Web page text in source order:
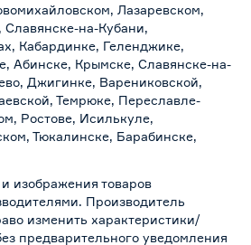
Лазаревском,
на-Кубани,
Кабардинке, Геленджике,
Абинске, Крымске, Славянске-на-
Джигинке, Варениковской,
Темрюке, Переславле-
Ростове, Исилькуле,
Тюкалинске, Барабинске,
изображения товаров
Производитель
изменить характеристики/
предварительного уведомления